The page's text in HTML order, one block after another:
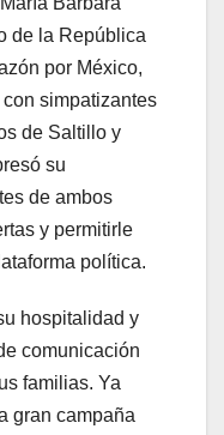
de la República
por México,
simpatizantes
de Saltillo y
su
de ambos
y permitirle
política.
hospitalidad y
comunicación
familias. Ya
gran campaña